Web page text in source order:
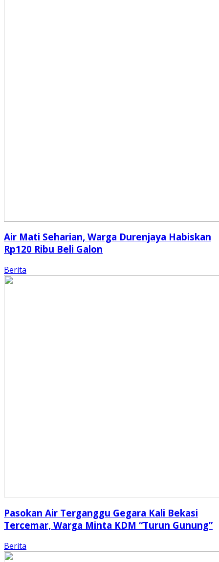
Air Mati Seharian, Warga Durenjaya Habiskan
Rp120 Ribu Beli Galon
Berita
Pasokan Air Terganggu Gegara Kali Bekasi
Tercemar, Warga Minta KDM “Turun Gunung”
Berita